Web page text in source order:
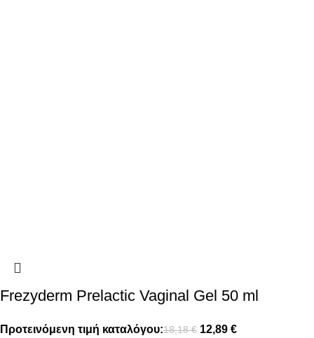
Frezyderm Prelactic Vaginal Gel 50 ml
Προτεινόμενη τιμή καταλόγου:18,18€ 12,89 €